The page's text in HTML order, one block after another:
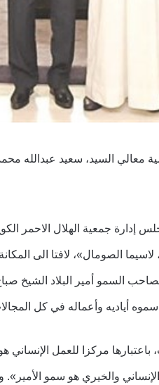
معالي السيد، سعيد عبدالله
جمعية الهلال الاحمر
الصومال»، لافتا الى
السمو أمير البلاد الشيخ
أياديه وأعماله في كل
مركزا للعمل
والخيري هو سمو